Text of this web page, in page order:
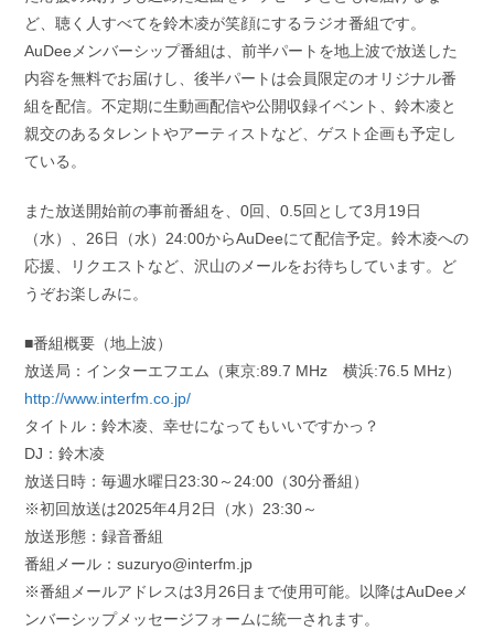
ど、聴く人すべてを鈴木凌が笑顔にするラジオ番組です。
AuDeeメンバーシップ番組は、前半パートを地上波で放送した
内容を無料でお届けし、後半パートは会員限定のオリジナル番
組を配信。不定期に生動画配信や公開収録イベント、鈴木凌と
親交のあるタレントやアーティストなど、ゲスト企画も予定し
ている。
また放送開始前の事前番組を、0回、0.5回として3月19日
（水）、26日（水）24:00からAuDeeにて配信予定。鈴木凌への
応援、リクエストなど、沢山のメールをお待ちしています。ど
うぞお楽しみに。
■番組概要（地上波）
放送局：インターエフエム（東京:89.7 MHz 横浜:76.5 MHz）
http://www.interfm.co.jp/
タイトル：鈴木凌、幸せになってもいいですかっ？
DJ：鈴木凌
放送日時：毎週水曜日23:30～24:00（30分番組）
※初回放送は2025年4月2日（水）23:30～
放送形態：録音番組
番組メール：suzuryo@interfm.jp
※番組メールアドレスは3月26日まで使用可能。以降はAuDeeメ
ンバーシップメッセージフォームに統一されます。